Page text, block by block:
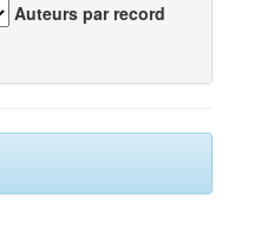
Auteurs par record